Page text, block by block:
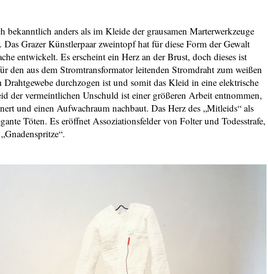
bekanntlich anders als im Kleide der grausamen Marterwerkzeuge
Grazer Künstlerpaar zweintopf hat für diese Form der Gewalt
entwickelt. Es erscheint ein Herz an der Brust, doch dieses ist
den aus dem Stromtransformator leitenden Stromdraht zum weißen
durchzogen ist und somit das Kleid in eine elektrische
der vermeintlichen Unschuld ist einer größeren Arbeit entnommen,
und einen Aufwachraum nachbaut. Das Herz des „Mitleids“ als
Töten. Es eröffnet Assoziationsfelder von Folter und Todesstrafe,